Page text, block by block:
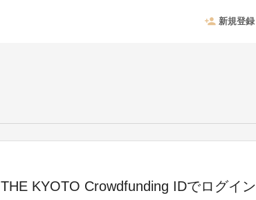
新規登録
THE KYOTO Crowdfunding IDでログイン